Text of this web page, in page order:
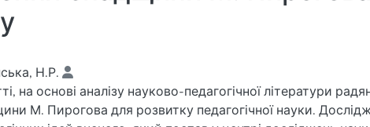
Н.Р.
на основі аналізу науково-педагогічної літератури
М. Пирогова для розвитку педагогічної науки.